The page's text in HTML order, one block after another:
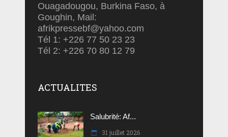
Ouagadougou, Burkina Faso, à
Goughin, Mail:
afrikpressebf@yahoo.com
Tél 1: +226 77 50 23 23
Tél 2: +226 70 80 12 79
ACTUALITES
Salubrité: Af...
31 juillet 2026